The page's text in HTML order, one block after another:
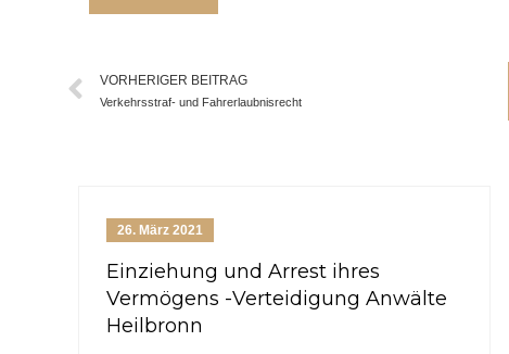
VORHERIGER BEITRAG
Verkehrsstraf- und Fahrerlaubnisrecht
26. März 2021
Einziehung und Arrest ihres
Vermögens -Verteidigung Anwälte
Heilbronn
Kontakt
Nehmen Sie Kontakt mit uns auf
Deutschhofstr. 33